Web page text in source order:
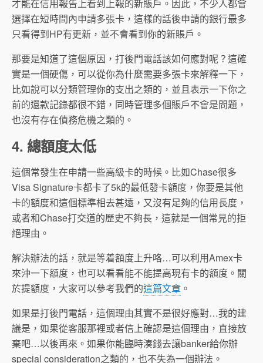
才能在信用報告上看到上報的新賬戶。因此，不少人都會
選擇在短時間內申請多張卡，這樣的話後申請的銀行最多
只看得到HP有更新，並不會看到你的新賬戶。
那要是知道了這個原因，打後門電話該如何應對呢？這確
實是一個硬傷，可以從你為什麼需要多張卡來解釋一下，
比如說可以分類管理你的支出之類的，並且表示一下你之
前的還款記錄都很不錯，同時管理多個賬戶不會是問題，
也沒有存在債務危機之類的。
4. 總額度太低
這個常發生在申請一些高級卡的時候。比如Chase很多
Visa Signature卡都卡了5k的最低發卡額度，你要是其他
卡的額度和這個標準相去甚遠，又沒有足夠的信用長度，
或者和Chase打交道的歷史不夠長，這就是一個常見的拒
絕理由。
解決辦法的話，就是等着額度上升咯…可以利用Amex卡
來沖一下額度，也可以看看能不能提高現有卡的額度。關
於提額度，大家可以參考我們的這篇文章 。
如果是打後門電話，這個理由其實不是很好應對…我的建
議是，如果從客服那裡或者信上確認是這個理由，直接放
棄吧…以後再來。如果你能臨時湊錢去讓banker給你辦
special consideration之類的，也不失為一個辦法。